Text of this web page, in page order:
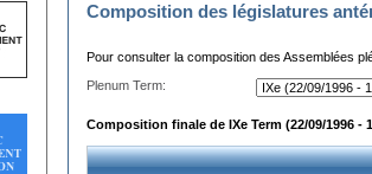
Composition des législatures
Pour consulter la composition des Assemblées
Plenum Term:
Composition finale de IXe Term (22/09/1996 -